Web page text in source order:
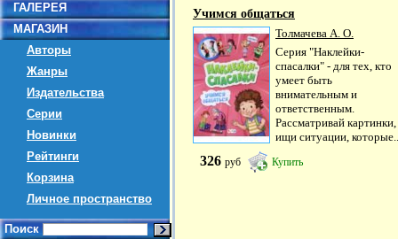
ГАЛЕРЕЯ
МАГАЗИН
Авторы
Жанры
Издательства
Серии
Новинки
Рейтинги
Корзина
Личное пространство
Поиск
Учимся общаться
Толмачева А. О.
Серия "Наклейки-
спасалки" - для тех, кто
умеет быть
внимательным и
ответственным.
Рассматривай картинки,
ищи ситуации,
326 руб Купить